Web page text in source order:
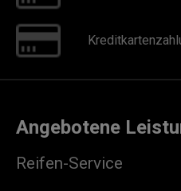
Angebotene
Reifen-Service